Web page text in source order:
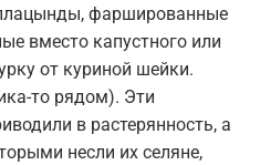
фаршированные
вместо капустного или
от куриной шейки.
то рядом). Эти
в растерянность, а
несли их селяне,